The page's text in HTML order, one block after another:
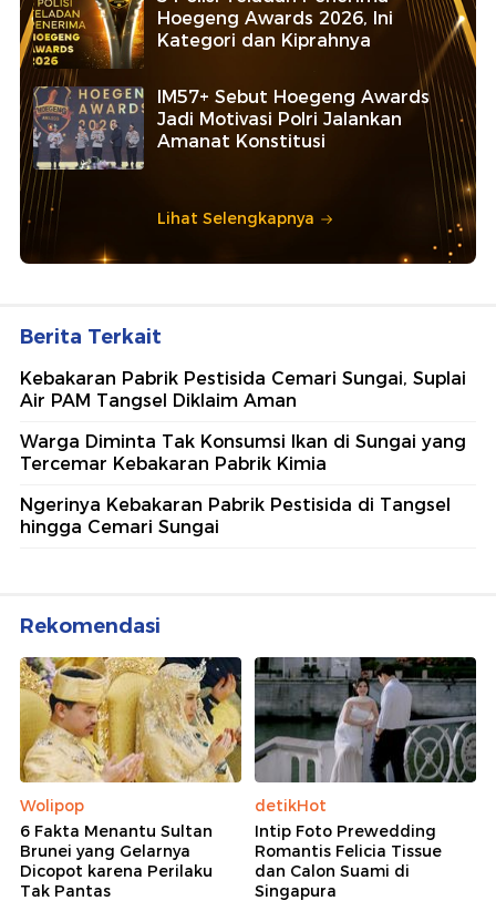
Hoegeng Awards 2026, Ini
Kategori dan Kiprahnya
IM57+ Sebut Hoegeng Awards
Jadi Motivasi Polri Jalankan
Amanat Konstitusi
Lihat Selengkapnya
Berita Terkait
Kebakaran Pabrik Pestisida Cemari Sungai, Suplai
Air PAM Tangsel Diklaim Aman
Warga Diminta Tak Konsumsi Ikan di Sungai yang
Tercemar Kebakaran Pabrik Kimia
Ngerinya Kebakaran Pabrik Pestisida di Tangsel
hingga Cemari Sungai
Rekomendasi
Wolipop
6 Fakta Menantu Sultan
Brunei yang Gelarnya
Dicopot karena Perilaku
Tak Pantas
detikHot
Intip Foto Prewedding
Romantis Felicia Tissue
dan Calon Suami di
Singapura